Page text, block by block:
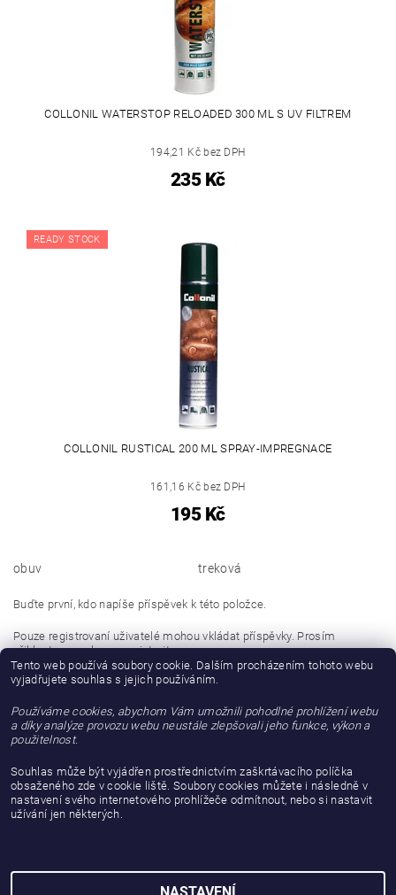
COLLONIL WATERSTOP RELOADED 300 ML S UV FILTREM
194,21 Kč bez DPH
235 Kč
READY STOCK
COLLONIL RUSTICAL 200 ML SPRAY-IMPREGNACE
161,16 Kč bez DPH
195 Kč
obuv treková
Buďte první, kdo napíše příspěvek k této položce.
Pouze registrovaní uživatelé mohou vkládat příspěvky. Prosím
přihlaste senebo seregistrujte.
Buďte první, kdo napíše příspěvek k této položce.
Přidat hodnocení
Tento web používá soubory cookie. Dalším procházením tohoto webu
vyjadřujete souhlas s jejich používáním.
Používáme cookies, abychom Vám umožnili pohodlné prohlížení webu
a díky analýze provozu webu neustále zlepšovali jeho funkce, výkon a
použitelnost.
Souhlas může být vyjádřen prostřednictvím zaškrtávacího políčka
obsaženého zde v cookie liště. Soubory cookies můžete i následně v
nastavení svého internetového prohlížeče odmítnout, nebo si nastavit
užívání jen některých.